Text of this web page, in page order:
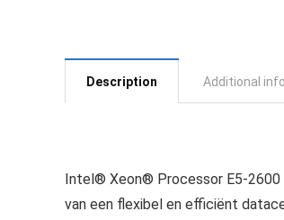
Description Additional
Intel® Xeon® Processor E5-
van een flexibel en efficiënt